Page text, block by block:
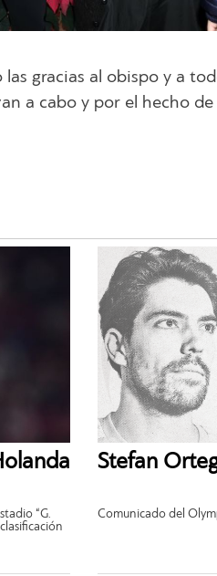
las gracias al obispo y a
a cabo y por el hecho
“G.
Stefan
Comunicado del